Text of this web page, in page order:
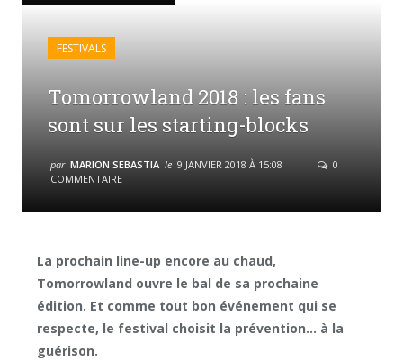
FESTIVALS
Tomorrowland 2018 : les fans
sont sur les starting-blocks
par MARION SEBASTIA le 9 JANVIER 2018 À 15:08
0
COMMENTAIRE
La prochain line-up encore au chaud,
Tomorrowland ouvre le bal de sa prochaine
édition. Et comme tout bon événement qui se
respecte, le festival choisit la prévention… à la
guérison.